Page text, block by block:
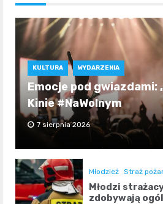
KULTURA WYDARZENIA
Emocje pod gwiazdami:
Kinie #NaWolnym
7 sierpnia 2026
Młodzież Straż
Młodzi
zdobywają